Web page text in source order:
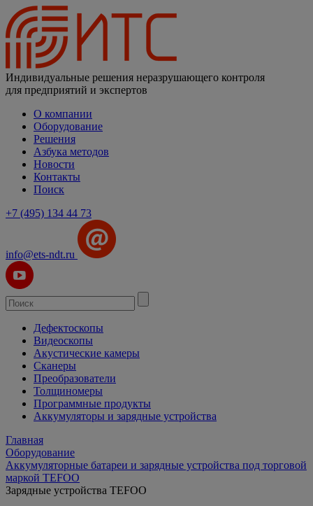
Индивидуальные решения неразрушающего контроля
для предприятий и экспертов
О компании
Оборудование
Решения
Азбука методов
Новости
Контакты
Поиск
+7 (495) 134 44 73
info@ets-ndt.ru
Дефектоскопы
Видеоскопы
Акустические камеры
Сканеры
Преобразователи
Толщиномеры
Программные продукты
Аккумуляторы и зарядные устройства
Главная
Оборудование
Аккумуляторные батареи и зарядные устройства под торговой
маркой TEFOO
Зарядные устройства TEFOO